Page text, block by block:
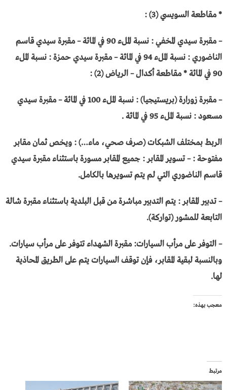
* مقاطعة السويسي (3) :
– مقبرة سيدي المخفي : نسبة الملء 90 في المائة – مقبرة سيدي قاسم
الناضوري : نسبة الملء 94 في المائة – مقبرة سيدي حمزة : نسبة الملء
90 في المائة * مقاطعة أكدال – الرياض (2) :
– مقبرة زورارة (بريستيجيا) : نسبة الملء 100 في المائة – مقبرة سيدي
مسعود : نسبة الملء 95 في المائة .
الربط بمختلف الشبكات (صرف صحي، ماء…) : ويخص ثمان مقابر
مفتوحة : – تسوير المقابر : جميع المقابر مسورة باستثناء مقبرة سيدي
قاسم الناضوري التي لم يتم تسويرها بالكامل.
– تدبير المقابر : يتم التدبير مباشرة من قبل البلدية باستثناء مقبرة شالة
التابعة للمشور (تواركة).
– التوفر على مرأب السيارات: مقبرة الشهداء تتوفر على مرأب سيارات.
وبالنسبة لبقية المقابر، فإن توقف السيارات يتم على الطريق المحاذية
لها.
معجب بهذه:
مرتبط